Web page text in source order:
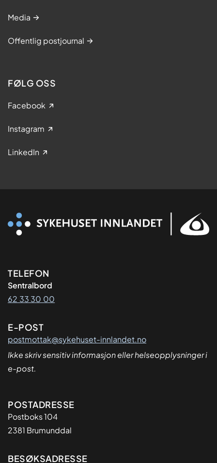
Media
Offentlig postjournal
FØLG OSS
Facebook
Instagram
LinkedIn
Kontaktinformasjon
TELEFON
Sentralbord
62 33 30 00
E-POST
postmottak@sykehuset-innlandet.no
Ikke skriv sensitiv informasjon eller helseopplysninger i
e-post.
Adresse
POSTADRESSE
Postboks 104
2381 Brumunddal
BESØKSADRESSE